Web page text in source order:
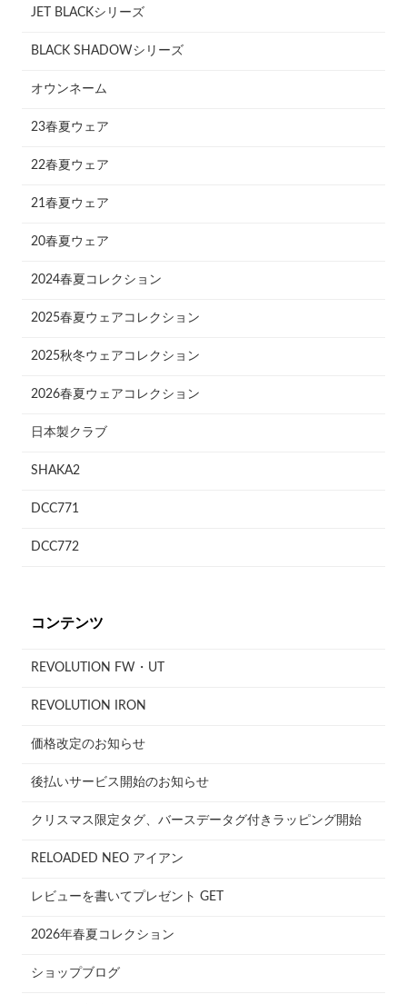
JET BLACKシリーズ
BLACK SHADOWシリーズ
オウンネーム
23春夏ウェア
22春夏ウェア
21春夏ウェア
20春夏ウェア
2024春夏コレクション
2025春夏ウェアコレクション
2025秋冬ウェアコレクション
2026春夏ウェアコレクション
日本製クラブ
SHAKA2
DCC771
DCC772
コンテンツ
REVOLUTION FW・UT
REVOLUTION IRON
価格改定のお知らせ
後払いサービス開始のお知らせ
クリスマス限定タグ、バースデータグ付きラッピング開始
RELOADED NEO アイアン
レビューを書いてプレゼント GET
2026年春夏コレクション
ショップブログ